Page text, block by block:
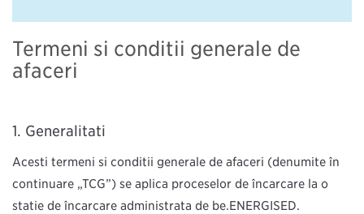
Termeni şi condiţii generale de
afaceri
Generalități
Acești termeni și condiții generale de afaceri (denumite în
continuare „TCG”) se aplică proceselor de încărcare la o
stație de încărcare administrată de be.ENERGISED.